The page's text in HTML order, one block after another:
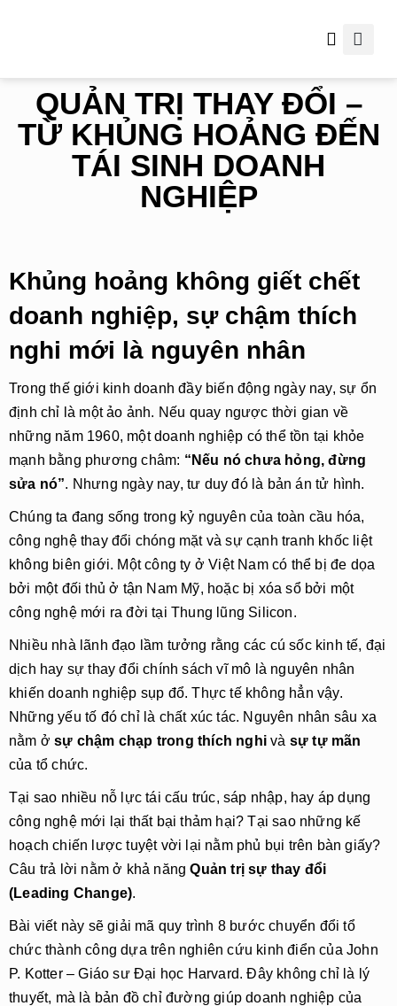
QUẢN TRỊ THAY ĐỔI –
TỪ KHỦNG HOẢNG ĐẾN
TÁI SINH DOANH
NGHIỆP
Khủng hoảng không giết chết
doanh nghiệp, sự chậm thích
nghi mới là nguyên nhân
Trong thế giới kinh doanh đầy biến động ngày nay, sự ổn
định chỉ là một ảo ảnh. Nếu quay ngược thời gian về
những năm 1960, một doanh nghiệp có thể tồn tại khỏe
mạnh bằng phương châm: “Nếu nó chưa hỏng, đừng
sửa nó”. Nhưng ngày nay, tư duy đó là bản án tử hình.
Chúng ta đang sống trong kỷ nguyên của toàn cầu hóa,
công nghệ thay đổi chóng mặt và sự cạnh tranh khốc liệt
không biên giới. Một công ty ở Việt Nam có thể bị đe dọa
bởi một đối thủ ở tận Nam Mỹ, hoặc bị xóa sổ bởi một
công nghệ mới ra đời tại Thung lũng Silicon.
Nhiều nhà lãnh đạo lầm tưởng rằng các cú sốc kinh tế, đại
dịch hay sự thay đổi chính sách vĩ mô là nguyên nhân
khiến doanh nghiệp sụp đổ. Thực tế không hẳn vậy.
Những yếu tố đó chỉ là chất xúc tác. Nguyên nhân sâu xa
nằm ở sự chậm chạp trong thích nghi và sự tự mãn
của tổ chức.
Tại sao nhiều nỗ lực tái cấu trúc, sáp nhập, hay áp dụng
công nghệ mới lại thất bại thảm hại? Tại sao những kế
hoạch chiến lược tuyệt vời lại nằm phủ bụi trên bàn giấy?
Câu trả lời nằm ở khả năng Quản trị sự thay đổi
(Leading Change).
Bài viết này sẽ giải mã quy trình 8 bước chuyển đổi tổ
chức thành công dựa trên nghiên cứu kinh điển của John
P. Kotter – Giáo sư Đại học Harvard. Đây không chỉ là lý
thuyết, mà là bản đồ chỉ đường giúp doanh nghiệp của